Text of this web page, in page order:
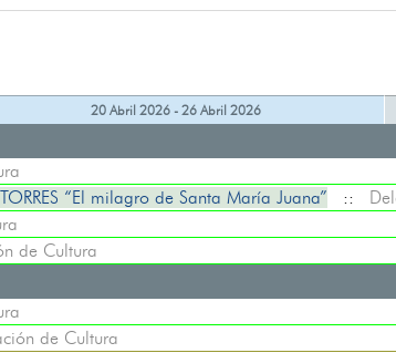
20 Abril 2026 - 26 Abril 2026
“El milagro de Santa María Juana” ::
de Cultura
de Cultura